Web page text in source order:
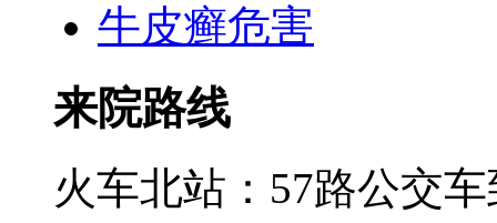
牛皮癣危害
来院路线
火车北站：57路公交